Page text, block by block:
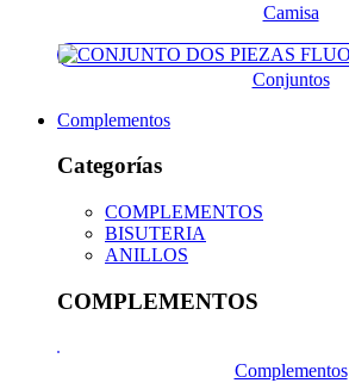
Camisa
Conjuntos
Complementos
Categorías
COMPLEMENTOS
BISUTERIA
ANILLOS
COMPLEMENTOS
Complementos